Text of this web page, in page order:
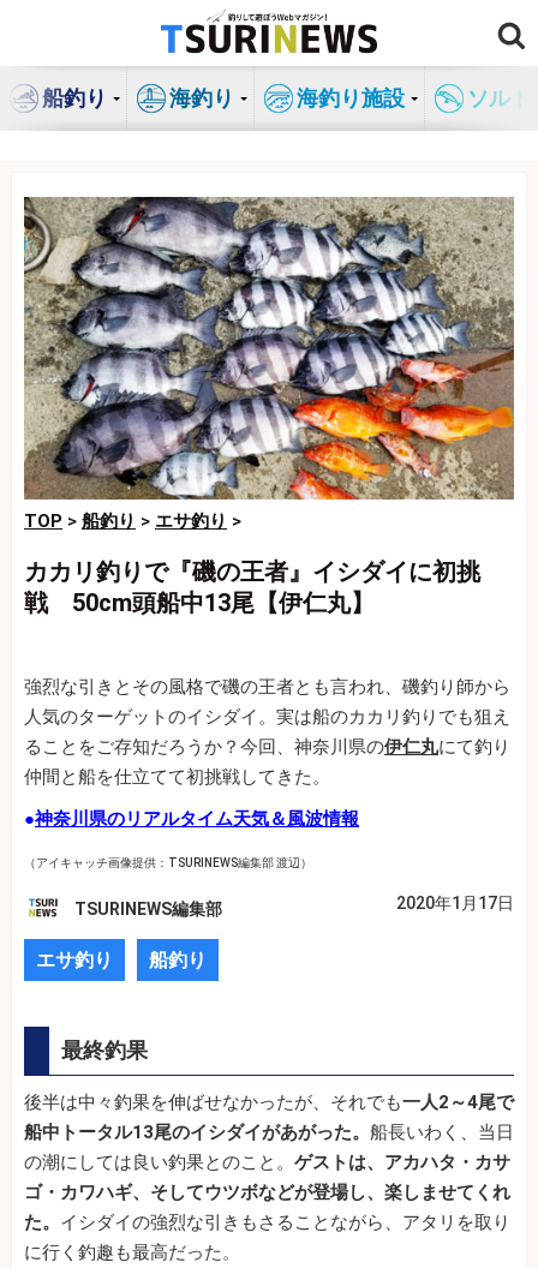
ン
船釣り 海釣り 海釣り施設 ソル
TOP > 船釣り > エサ釣り >
カカリ釣りで『磯の王者』イシダイに初挑
戦 50cm頭船中13尾【伊仁丸】
強烈な引きとその風格で磯の王者とも言われ、磯釣り師から
人気のターゲットのイシダイ。実は船のカカリ釣りでも狙え
ることをご存知だろうか？今回、神奈川県の伊仁丸にて釣り
仲間と船を仕立てて初挑戦してきた。
●神奈川県のリアルタイム天気＆風波情報
（アイキャッチ画像提供：TSURINEWS編集部 渡辺）
TSURINEWS編集部 2020年1月17日
エサ釣り 船釣り
最終釣果
後半は中々釣果を伸ばせなかったが、それでも一人2～4尾で
船中トータル13尾のイシダイがあがった。 船長いわく、当日
の潮にしては良い釣果とのこと。 ゲストは、アカハタ・カサ
ゴ・カワハギ、そしてウツボなどが登場し、楽しませてくれ
た。 イシダイの強烈な引きもさることながら、アタリを取り
に行く釣趣も最高だった。